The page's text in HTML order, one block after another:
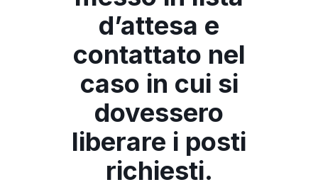
d’attesa e
contattato nel
caso in cui si
dovessero
liberare i posti
richiesti.